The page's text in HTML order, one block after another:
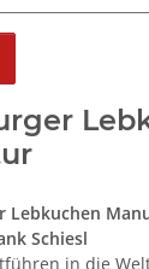
Lebkuchen
Schiesl
in die